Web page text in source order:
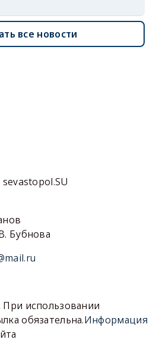
все новости
Бубнова
При использовании
обязательна.Информация